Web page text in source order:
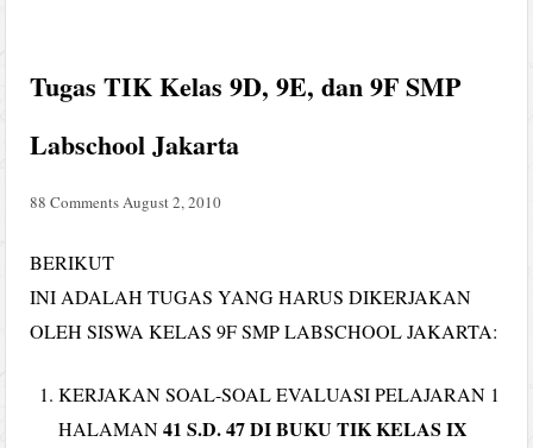
Tugas TIK Kelas 9D, 9E, dan 9F SMP
Labschool Jakarta
88 Comments August 2, 2010
BERIKUT
INI ADALAH TUGAS YANG HARUS DIKERJAKAN
OLEH SISWA KELAS 9F SMP LABSCHOOL JAKARTA:
KERJAKAN SOAL-SOAL EVALUASI PELAJARAN 1
HALAMAN41 S.D. 47 DI BUKU TIK KELAS IX